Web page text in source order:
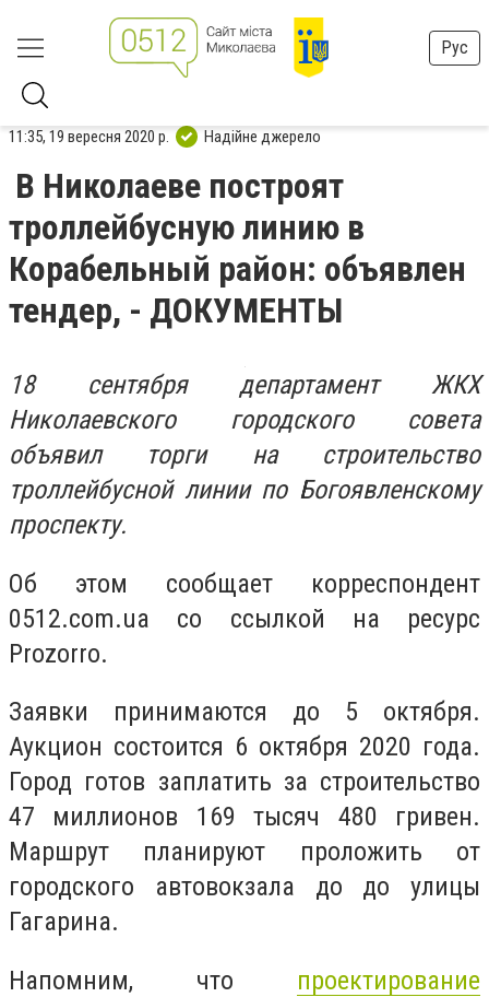
Рус
11:35, 19 вересня 2020 р. Надійне джерело
В Николаеве построят
троллейбусную линию в
Корабельный район: объявлен
тендер, - ДОКУМЕНТЫ
18 сентября департамент ЖКХ
Николаевского городского совета
объявил торги на строительство
троллейбусной линии по Богоявленскому
проспекту.
Об этом сообщает корреспондент
0512.com.ua со ссылкой на ресурс
Prozorro.
Заявки принимаются до 5 октября.
Аукцион состоится 6 октября 2020 года.
Город готов заплатить за строительство
47 миллионов 169 тысяч 480 гривен.
Маршрут планируют проложить от
городского автовокзала до до улицы
Гагарина.
Напомним, что проектирование